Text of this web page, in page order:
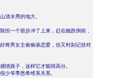
清水秀的地方。
恒一个箭步冲了上来，赶在她跌倒前，
将男女主偷偷谈恋爱，但又时刻记挂对
情路子，这样它才能得高分。
少爷季恩希维系关系。